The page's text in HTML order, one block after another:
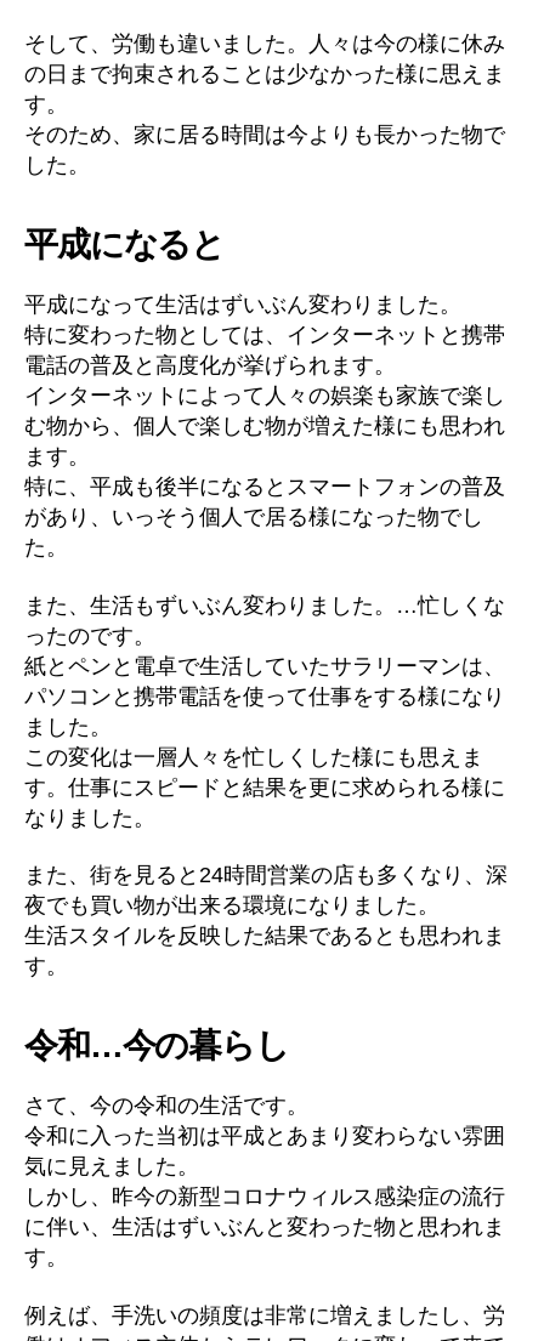
そして、労働も違いました。人々は今の様に休み
の日まで拘束されることは少なかった様に思えま
す。
そのため、家に居る時間は今よりも長かった物で
した。
平成になると
平成になって生活はずいぶん変わりました。
特に変わった物としては、インターネットと携帯
電話の普及と高度化が挙げられます。
インターネットによって人々の娯楽も家族で楽し
む物から、個人で楽しむ物が増えた様にも思われ
ます。
特に、平成も後半になるとスマートフォンの普及
があり、いっそう個人で居る様になった物でし
た。
また、生活もずいぶん変わりました。…忙しくな
ったのです。
紙とペンと電卓で生活していたサラリーマンは、
パソコンと携帯電話を使って仕事をする様になり
ました。
この変化は一層人々を忙しくした様にも思えま
す。仕事にスピードと結果を更に求められる様に
なりました。
また、街を見ると24時間営業の店も多くなり、深
夜でも買い物が出来る環境になりました。
生活スタイルを反映した結果であるとも思われま
す。
令和…今の暮らし
さて、今の令和の生活です。
令和に入った当初は平成とあまり変わらない雰囲
気に見えました。
しかし、昨今の新型コロナウィルス感染症の流行
に伴い、生活はずいぶんと変わった物と思われま
す。
例えば、手洗いの頻度は非常に増えましたし、労